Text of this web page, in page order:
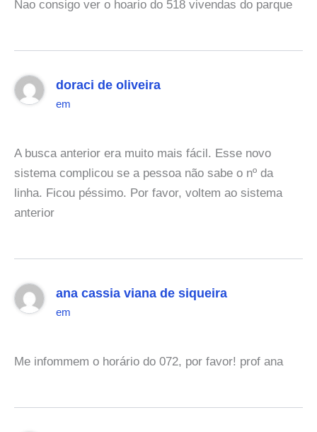
Nao consigo ver o hoario do 518 vivendas do parque
doraci de oliveira
em
A busca anterior era muito mais fácil. Esse novo
sistema complicou se a pessoa não sabe o nº da
linha. Ficou péssimo. Por favor, voltem ao sistema
anterior
ana cassia viana de siqueira
em
Me infommem o horário do 072, por favor! prof ana